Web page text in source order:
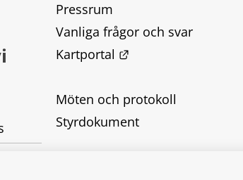
Pressrum
Vanliga frågor och svar
Kartportal
Möten och protokoll
Styrdokument